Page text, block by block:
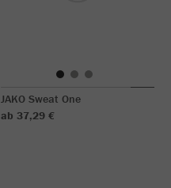
JAKO Sweat One
ab 37,29 €